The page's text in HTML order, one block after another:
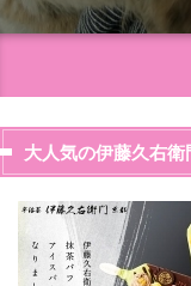
大人気の伊藤久右衛